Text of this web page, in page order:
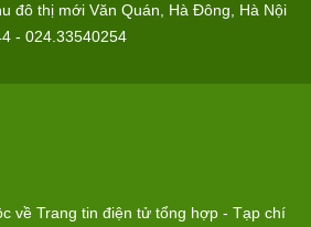
đô thị mới Văn Quán, Hà Đông, Hà Nội
- 024.33540254
về Trang tin điện tử tổng hợp - Tạp chí